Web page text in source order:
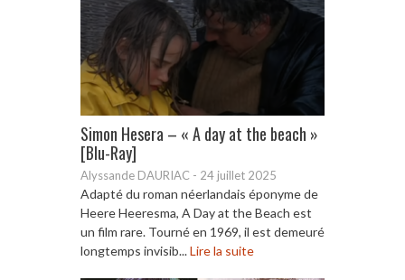
Simon Hesera – « A day at the beach »
[Blu-Ray]
Alyssande DAURIAC - 24 juillet 2025
Adapté du roman néerlandais éponyme de
Heere Heeresma, A Day at the Beach est
un film rare. Tourné en 1969, il est demeuré
longtemps invisib...Lire la suite